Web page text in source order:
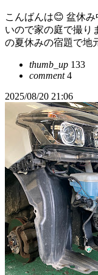
こんばんは😊 盆休
いので家の庭で撮り
の夏休みの宿題で地
thumb_up 133
comment4
2025/08/20 21:06